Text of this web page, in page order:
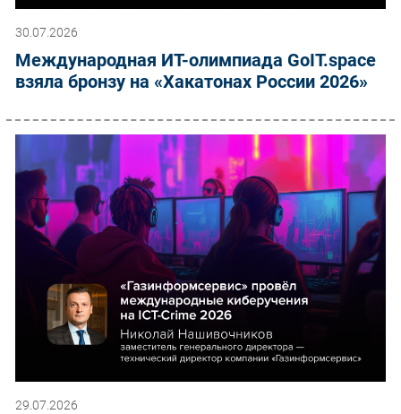
30.07.2026
Международная ИТ-олимпиада GoIT.space
взяла бронзу на «Хакатонах России 2026»
29.07.2026